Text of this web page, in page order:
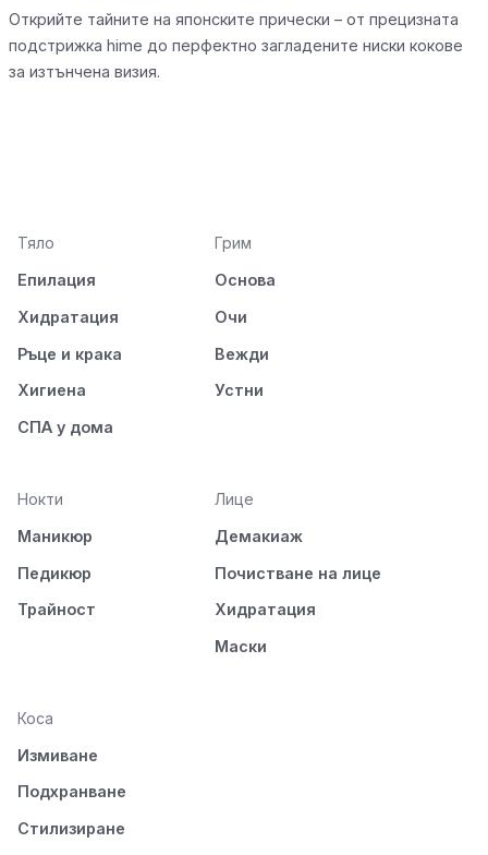
Открийте тайните на японските прически – от прецизната
подстрижка hime до перфектно загладените ниски кокове
за изтънчена визия.
Тяло
Епилация
Хидратация
Ръце и крака
Хигиена
СПА у дома
Грим
Основа
Очи
Вежди
Устни
Нокти
Маникюр
Педикюр
Трайност
Лице
Демакиаж
Почистване на лице
Хидратация
Маски
Коса
Измиване
Подхранване
Стилизиране